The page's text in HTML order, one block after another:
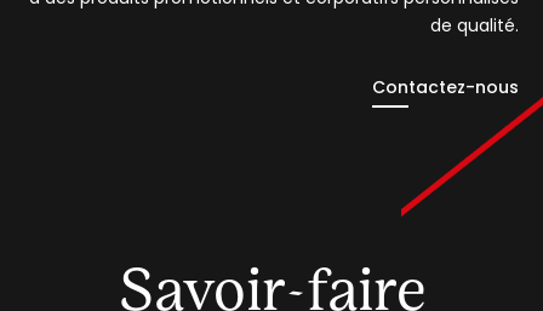
de qualité.
Contactez-nous
Savoir-faire